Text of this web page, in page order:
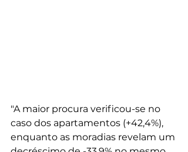
"A maior procura verificou-se no
caso dos apartamentos (+42,4%),
enquanto as moradias revelam um